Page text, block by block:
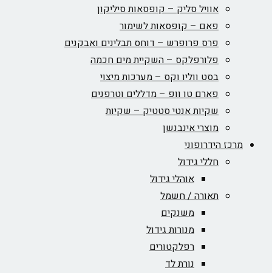
אוויל סליק – קופסאות סיליקון
פאם – קופסאות לשימור
פרס פרופרש – דוחס תבלינים ואבקנים
פלורפלקס – השקיית מים חכמה
בסט ווליו וקס – מערכות מיצוי
פארם טו וופ – מדללים וטרפנים
שקיות אנטי סטטיק – שקיות
מוצרי אינבנשן
מרכז הידרופוני
חללי גידול
אוהלי גידול
תאורה / חשמל
משנקים
מנורות גידול
רפלקטורים
נורת לד